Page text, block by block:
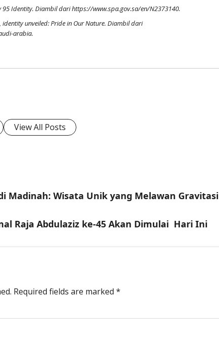
95 Identity. Diambil darihttps://www.spa.gov.sa/en/N2373140.
unveiled: Pride in Our Nature. Diambil dari
arabia.
View All Posts
Madinah: Wisata Unik yang Melawan Gravitasi
Raja Abdulaziz ke-45 Akan Dimulai Hari Ini
Required fields are marked *